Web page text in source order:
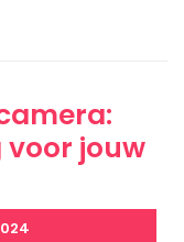
jouw